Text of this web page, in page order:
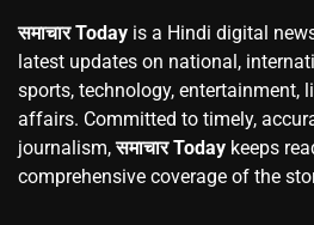
समाचार Today is a Hindi digital
latest updates on national,
sports, technology, entertainment,
affairs. Committed to timely,
journalism,समाचार Today keeps
comprehensive coverage of the